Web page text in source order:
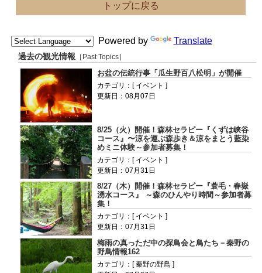
トップに戻る
Powered by Translate
過去の観光情報 ［Past Topics］
お盆の伝統行事「瓜生野百八松明」が開催
カテゴリ：[ イベント ]
更新日：08月07日
8/25（火）開催！森林セラピー『くずは峡谷
コース』〜涼を運ぶ森歩き＆涼をまとう藍染
めミニ体験～参加者募集！
カテゴリ：[ イベント ]
更新日：07月31日
8/27（木）開催！森林セラピー『蓑毛・春嶽
湧水コース』 ～森のひんやり時間～参加者募
集！
カテゴリ：[ イベント ]
更新日：07月31日
梅雨の真っただ中の探鳥会と鳥たち－秦野の
野鳥情報162
カテゴリ：[ 秦野の野鳥 ]